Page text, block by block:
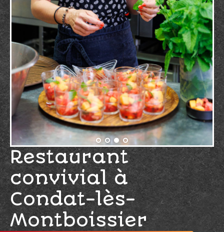
Restaurant
convivial à
Condat-lès-
Montboissier